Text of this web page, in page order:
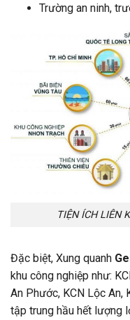
Trường an ninh,
TIỆN ÍCH LIÊN
Đặc biệt, Xung quanh
khu công nghiệp như:
An Phước, KCN Lộc An,
tập trung hầu hết lượng